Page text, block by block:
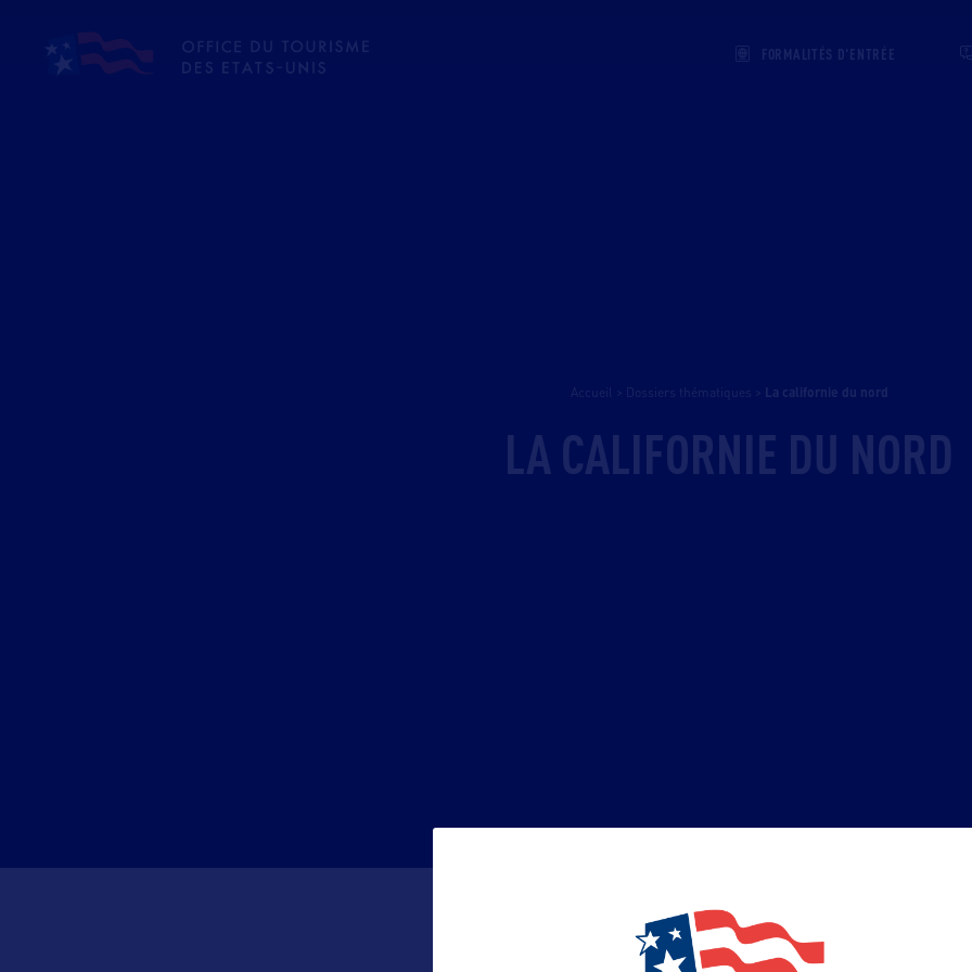
FORMALITÉS D'ENTRÉE
Accueil > Dossiers thématiques > la californie du nord
LA CALIFORNIE DU NORD